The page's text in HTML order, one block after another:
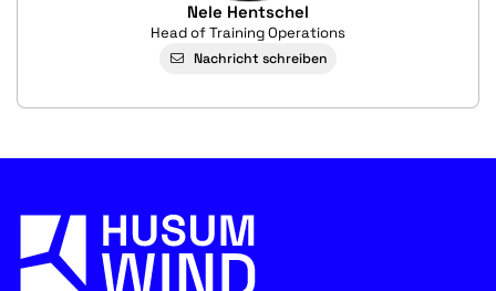
Nele Hentschel
Head of Training Operations
Nachricht schreiben